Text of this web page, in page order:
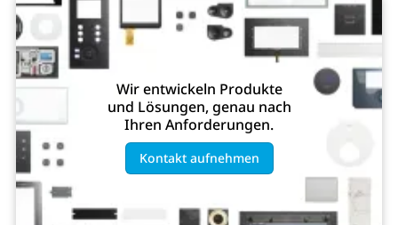
Wir entwickeln Produkte
und Lösungen, genau nach
Ihren Anforderungen.
Kontakt aufnehmen